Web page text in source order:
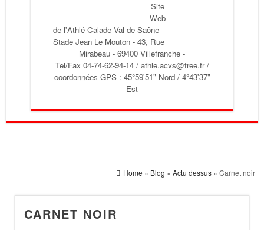
Site
Web
de l'Athlé Calade Val de Saône -
Stade Jean Le Mouton - 43, Rue
Mirabeau - 69400 Villefranche -
Tel/Fax 04-74-62-94-14 / athle.acvs@free.fr /
coordonnées GPS : 45°59'51" Nord / 4°43'37"
Est
Home » Blog » Actu dessus » Carnet noir
CARNET NOIR